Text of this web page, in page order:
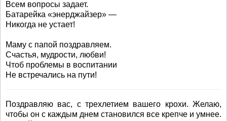
Всем вопросы задает.
Батарейка «энерджайзер» —
Никогда не устает!
Маму с папой поздравляем.
Счастья, мудрости, любви!
Чтоб проблемы в воспитании
Не встречались на пути!
Поздравляю вас, с трехлетием вашего крохи. Желаю,
чтобы он с каждым днем становился все крепче и умнее.